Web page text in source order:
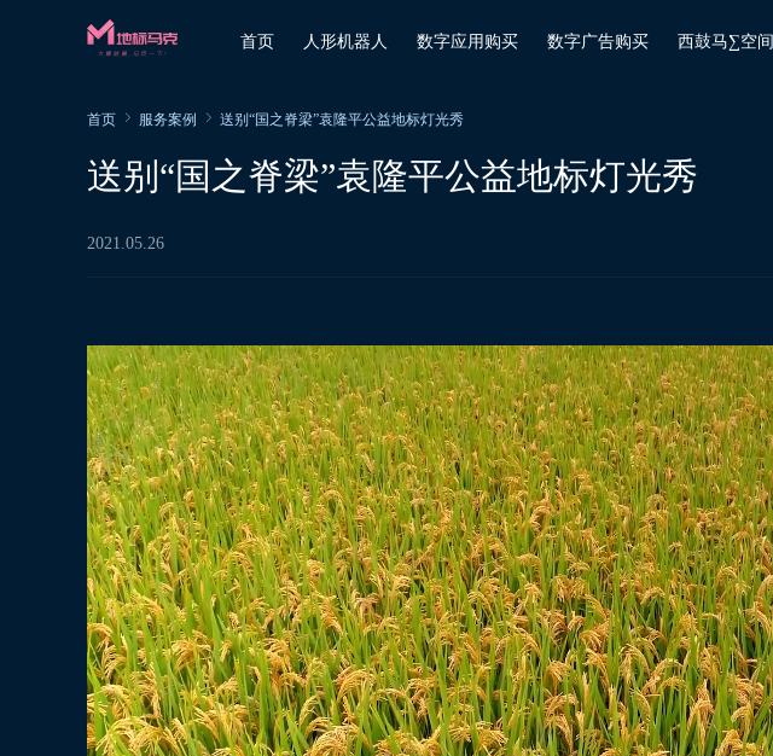
首页 人形机器人 数字应用购买 数字广告购买 西鼓马∑空间
首页 服务案例 送别“国之脊梁”袁隆平公益地标灯光秀
送别“国之脊梁”袁隆平公益地标灯光秀
2021.05.26